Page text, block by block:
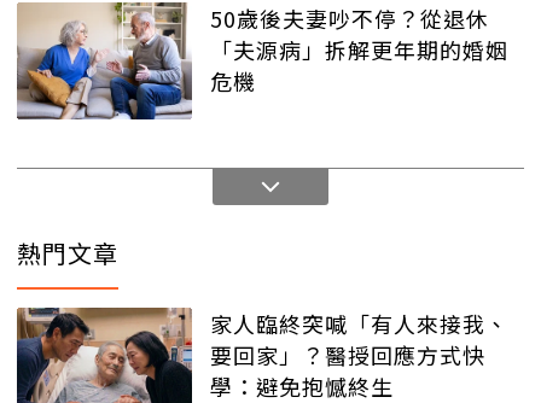
50歲後夫妻吵不停？從退休
「夫源病」拆解更年期的婚姻
危機
熱門文章
家人臨終突喊「有人來接我、
要回家」？醫授回應方式快
學：避免抱憾終生